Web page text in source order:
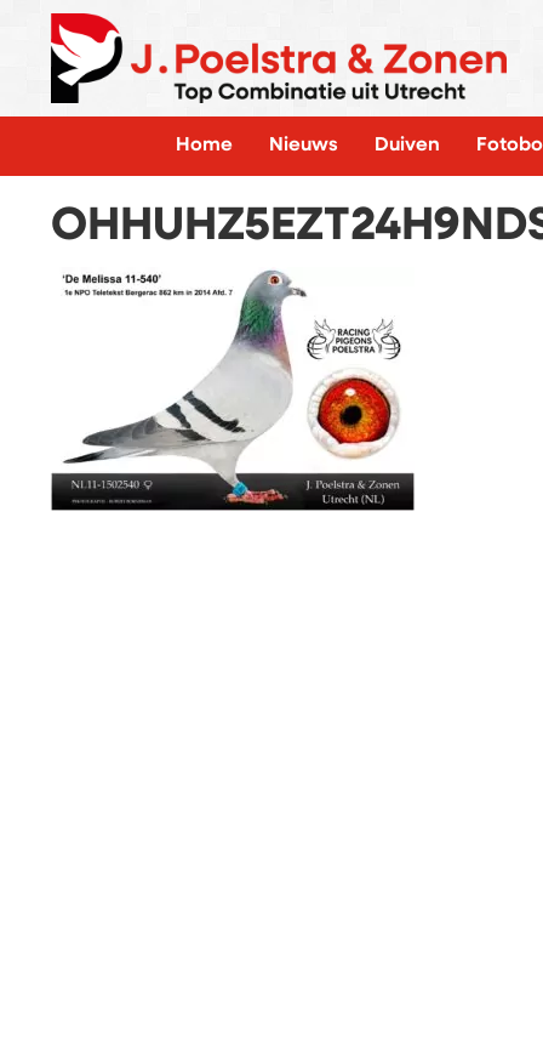
Home Nieuws Duiven